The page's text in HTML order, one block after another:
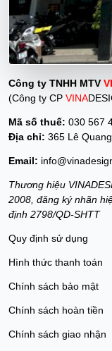
Công ty TNHH MTV
(Công ty CP VINA
Mã số thuế: 030 567
Địa chỉ: 365 Lê
Email:
Thương hiệu
2008, đăng ký nhãn
định 2798/QD-SHTT
Quy định sử dụng
Hình thức thanh toán
Chính sách bảo mật
Chính sách hoàn tiền
Chính sách giao nhận